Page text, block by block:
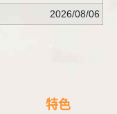
2026/08/06
特色